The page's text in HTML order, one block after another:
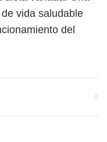
vida saludable
del